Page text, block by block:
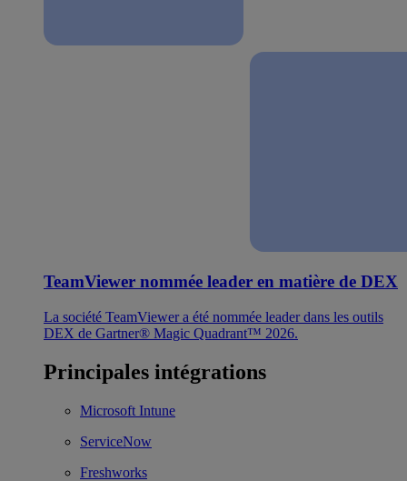
TeamViewer nommée leader en matière de DEX
La société TeamViewer a été nommée leader dans les outils
DEX de Gartner® Magic Quadrant™ 2026.
Principales intégrations
Microsoft Intune
ServiceNow
Freshworks